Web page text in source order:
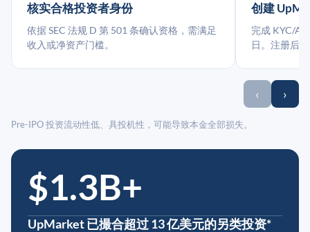
核实合格投资者身份
依据 SEC 法规 D 第 501 条确认资格，需满足
收入或净资产门槛。
创建
完成 KYC/
日。注册后
‹ ›
Pre-IPO 投资流动性低、具投机性，可能导致本金全部损失。
$1.3B+
UpMarket 已撮合超过 13 亿美元的另类投资*